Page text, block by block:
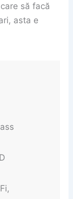
să facă
asta e